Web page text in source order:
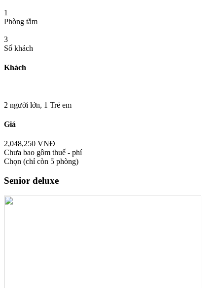
1
Phòng tắm
3
Số khách
Khách
2 người lớn, 1 Trẻ em
Giá
2,048,250 VNĐ
Chưa bao gồm thuế - phí
Chọn (chỉ còn 5 phòng)
Senior deluxe